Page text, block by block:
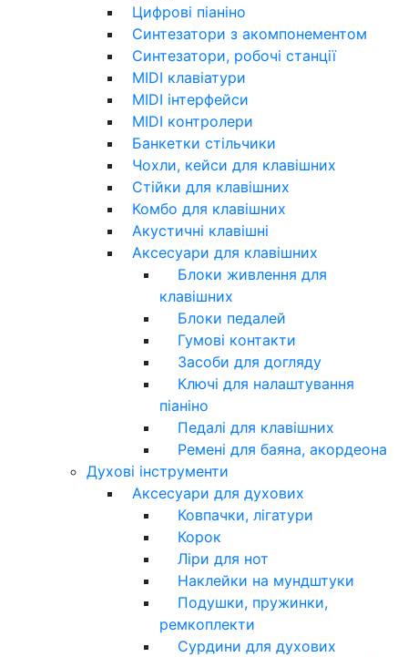
Цифрові піаніно
Синтезатори з акомпонементом
Синтезатори, робочі станції
MIDI клавіатури
MIDI інтерфейси
MIDI контролери
Банкетки стільчики
Чохли, кейси для клавішних
Стійки для клавішних
Комбо для клавішних
Акустичні клавішні
Аксесуари для клавішних
Блоки живлення для
клавішних
Блоки педалей
Гумові контакти
Засоби для догляду
Ключі для налаштування
піаніно
Педалі для клавішних
Ремені для баяна, акордеона
Духові інструменти
Аксесуари для духових
Ковпачки, лігатури
Корок
Ліри для нот
Наклейки на мундштуки
Подушки, пружинки,
ремкоплекти
Сурдини для духових